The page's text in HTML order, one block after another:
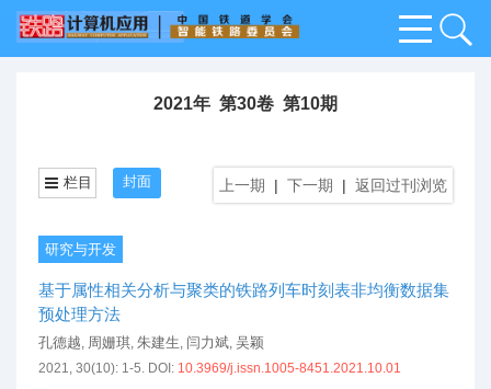
2021年 第30卷 第10期
上一期 | 下一期 | 返回过刊浏览
栏目 封面
研究与开发
基于属性相关分析与聚类的铁路列车时刻表非均衡数据集
预处理方法
孔德越, 周姗琪, 朱建生, 闫力斌, 吴颖
2021, 30(10): 1-5. DOI: 10.3969/j.issn.1005-8451.2021.10.01